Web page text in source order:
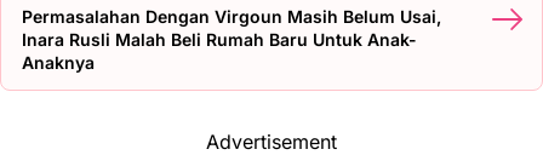
Permasalahan Dengan Virgoun Masih Belum Usai,
Inara Rusli Malah Beli Rumah Baru Untuk Anak-
Anaknya
Advertisement